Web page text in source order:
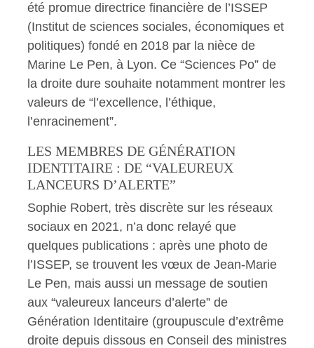
été promue directrice financière de l’ISSEP
(Institut de sciences sociales, économiques et
politiques) fondé en 2018 par la nièce de
Marine Le Pen, à Lyon. Ce “Sciences Po” de
la droite dure souhaite notamment montrer les
valeurs de “l’excellence, l’éthique,
l’enracinement”.
LES MEMBRES DE GÉNÉRATION
IDENTITAIRE : DE “VALEUREUX
LANCEURS D’ALERTE”
Sophie Robert, très discrète sur les réseaux
sociaux en 2021, n’a donc relayé que
quelques publications : après une photo de
l’ISSEP, se trouvent les vœux de Jean-Marie
Le Pen, mais aussi un message de soutien
aux “valeureux lanceurs d’alerte” de
Génération Identitaire (groupuscule d’extrême
droite depuis dissous en Conseil des ministres